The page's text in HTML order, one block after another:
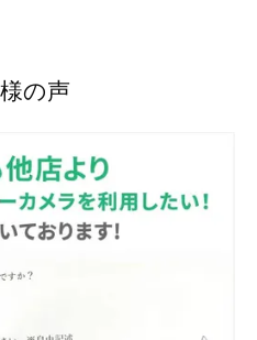
の声